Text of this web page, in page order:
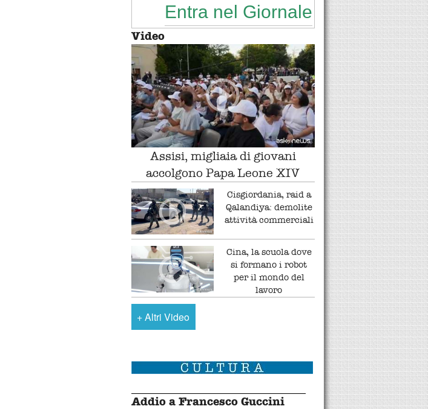
Entra nel Giornale
Video
Assisi, migliaia di giovani
accolgono Papa Leone XIV
Cisgiordania, raid a
Qalandiya: demolite
attività commerciali
Cina, la scuola dove
si formano i robot
per il mondo del
lavoro
+Altri Video
Addio a Francesco Guccini